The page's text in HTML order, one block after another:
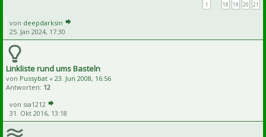
1 18 19 20 21
von deepdarksin
25. Jan 2024, 17:30
Linkliste rund ums Basteln
von Pussybat « 23. Jun 2008, 16:56
Antworten: 12
von sia1212
31. Okt 2016, 13:18